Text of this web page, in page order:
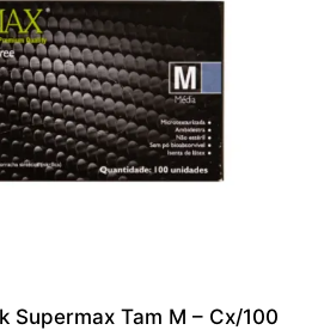
Supermax Tam M – Cx/100